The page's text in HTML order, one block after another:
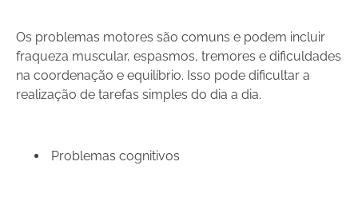
Os problemas motores são comuns e podem incluir
fraqueza muscular, espasmos, tremores e dificuldades
na coordenação e equilíbrio. Isso pode dificultar a
realização de tarefas simples do dia a dia.
Problemas cognitivos